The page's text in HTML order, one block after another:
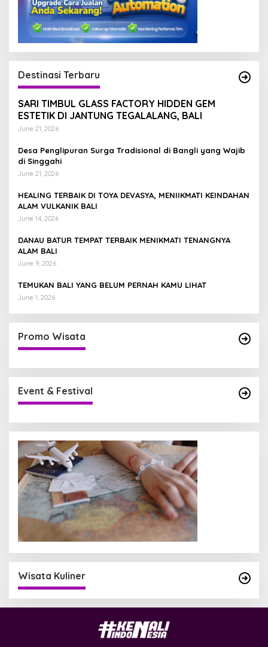
Destinasi Terbaru
SARI TIMBUL GLASS FACTORY HIDDEN GEM
ESTETIK DI JANTUNG TEGALALANG, BALI
June 21, 2026
Desa Penglipuran Surga Tradisional di Bangli yang Wajib
di Singgahi
June 21, 2026
HEALING TERBAIK DI TOYA DEVASYA, MENIIKMATI KEINDAHAN
ALAM VULKANIK BALI
June 14, 2026
DANAU BATUR TEMPAT TERBAIK MENIKMATI TENANGNYA
ALAM BALI
June 9, 2026
TEMUKAN BALI YANG BELUM PERNAH KAMU LIHAT
June 1, 2026
Promo Wisata
Event & Festival
Wisata Kuliner